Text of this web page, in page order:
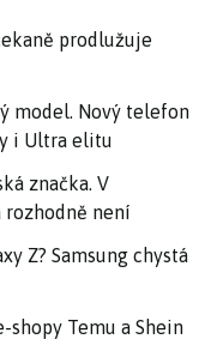
prodlužuje
model. Nový telefon
i Ultra elitu
značka. V
není
Z? Samsung chystá
shopy Temu a Shein